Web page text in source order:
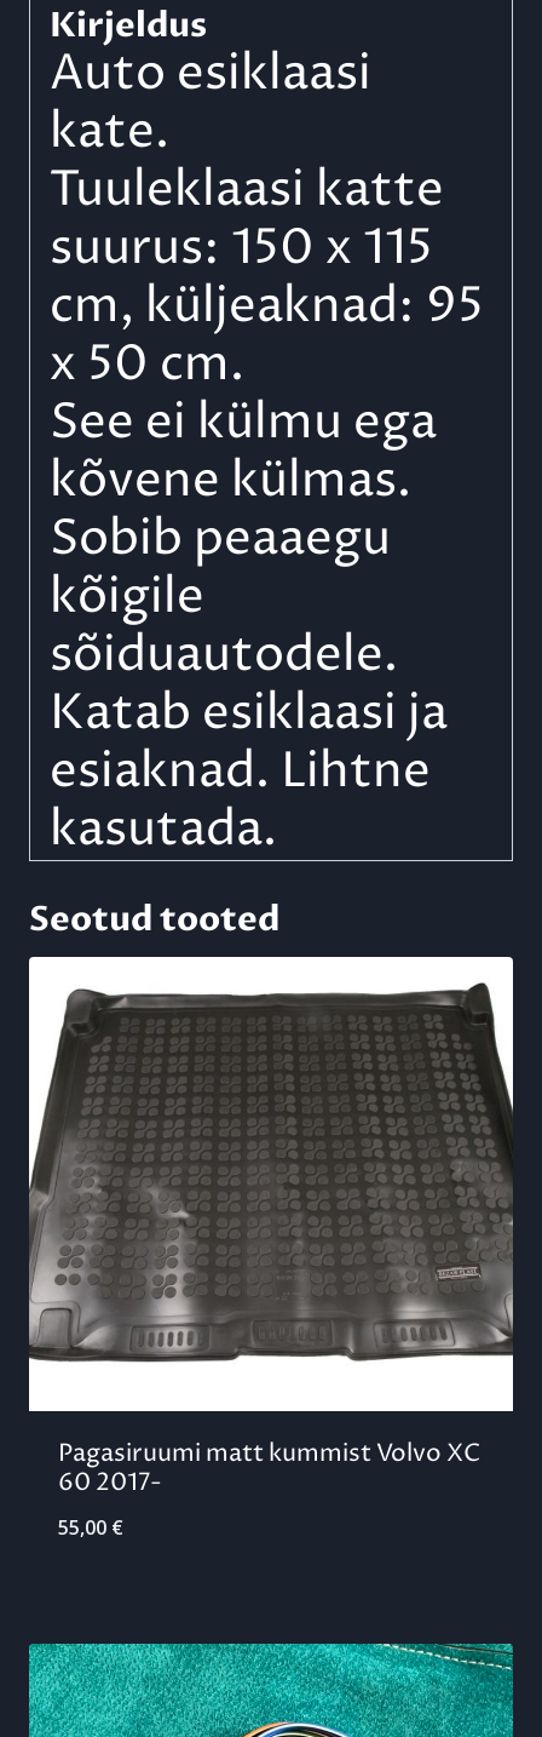
Kirjeldus
Auto esiklaasi
kate.
Tuuleklaasi katte
suurus: 150 x 115
cm, küljeaknad: 95
x 50 cm.
See ei külmu ega
kõvene külmas.
Sobib peaaegu
kõigile
sõiduautodele.
Katab esiklaasi ja
esiaknad. Lihtne
kasutada.
Seotud tooted
Pagasiruumi matt kummist Volvo XC
60 2017-
55,00 €